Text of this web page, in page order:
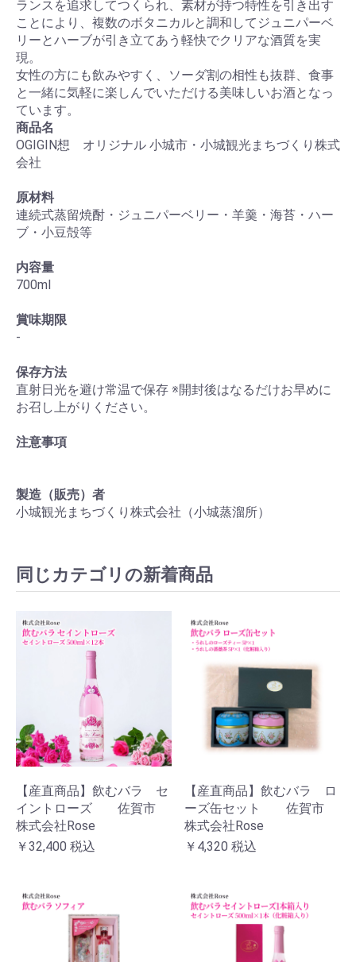
ランスを追求してつくられ、素材が持つ特性を引き出す
ことにより、複数のボタニカルと調和してジュニパーベ
リーとハーブが引き立てあう軽快でクリアな酒質を実
現。
女性の方にも飲みやすく、ソーダ割の相性も抜群、食事
と一緒に気軽に楽しんでいただける美味しいお酒となっ
ています。
商品名
OGIGIN想 オリジナル 小城市・小城観光まちづくり株式
会社
原材料
連続式蒸留焼酎・ジュニパーベリー・羊羹・海苔・ハー
ブ・小豆殻等
内容量
700ml
賞味期限
-
保存方法
直射日光を避け常温で保存 ※開封後はなるだけお早めに
お召し上がりください。
注意事項
製造（販売）者
小城観光まちづくり株式会社（小城蒸溜所）
同じカテゴリの新着商品
【産直商品】飲むバラ セ
イントローズ 佐賀市
株式会社Rose
￥32,400 税込
【産直商品】飲むバラ ロ
ーズ缶セット 佐賀市
株式会社Rose
￥4,320 税込